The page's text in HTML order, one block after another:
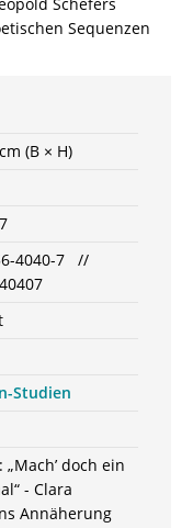
Sequenzen
(B × H)
4040-7 //
Studien
„Mach’ doch ein
- Clara
Annäherung